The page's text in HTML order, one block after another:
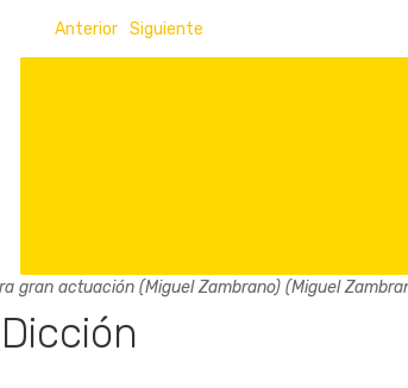
Anterior Siguiente
gran actuación (Miguel Zambrano) (Miguel